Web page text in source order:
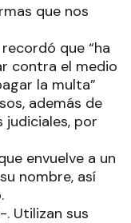
que nos
que “ha
contra el medio
la multa”
además de
por
envuelve a un
nombre, así
Utilizan sus